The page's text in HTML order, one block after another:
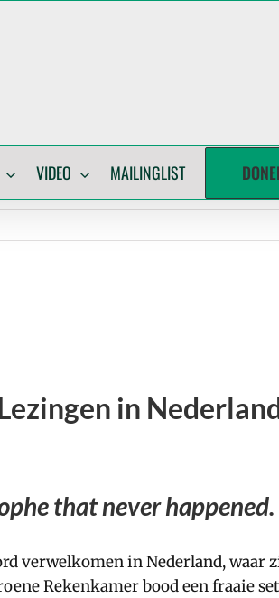
VIDEO MAILINGLIST
in
that never happened.
verwelkomen in Nederland, waar
Rekenkamer bood een fraaie